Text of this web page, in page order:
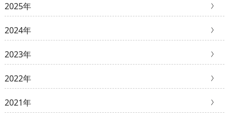
2025年
2024年
2023年
2022年
2021年